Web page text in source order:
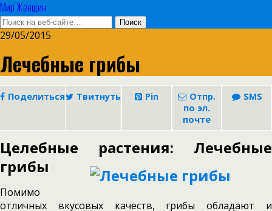
Мир Женщин
29/05/2015
Лечебные грибы
Поделиться Твитнуть Pin
Отпр.
по эл.
почте
SMS
Целебные растения: Лечебные
грибы
Помимо
отличных вкусовых качеств, грибы обладают и